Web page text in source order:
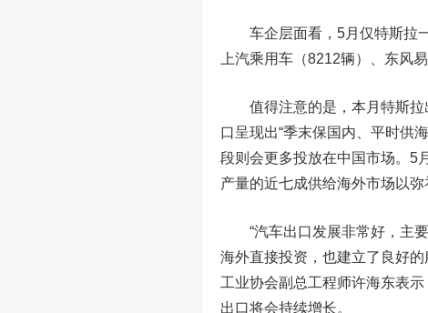
车企层面看，5月仅特斯拉一
上汽乘用车（8212辆）、东风
值得注意的是，本月特斯拉
口呈现出“季末保国内、平时供
段则会更多投放在中国市场。5
产量的近七成供给海外市场以弥
“汽车出口发展非常好，主要
海外直接投资，也建立了良好
工业协会副总工程师许海东表
出口将会持续增长。